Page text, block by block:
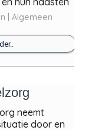
| Algemeen
neemt
door en